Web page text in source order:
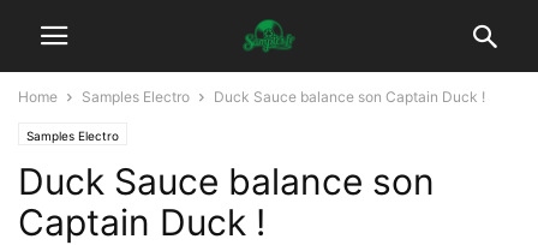
Home Samples Electro Duck Sauce balance son Captain Duck !
Samples Electro
Duck Sauce balance son
Captain Duck !